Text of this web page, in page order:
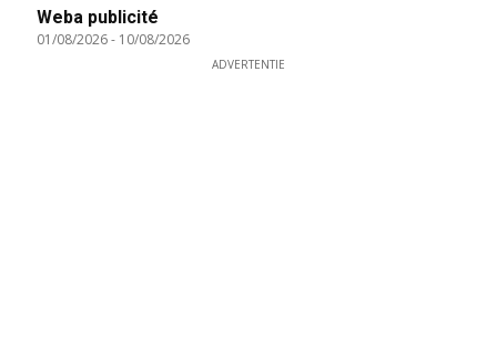
Weba publicité
01/08/2026- 10/08/2026
ADVERTENTIE